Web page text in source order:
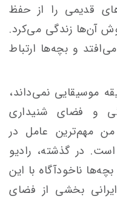
قدیمی را از حفظ
آن‌ها زندگی می‌کرد.
و بچه‌ها ارتباط
موسیقایی نمی‌داند،
و فضای شنیداری
مهم‌ترین عامل در
در گذشته، رادیو
ناخودآگاه با این
بخشی از فضای